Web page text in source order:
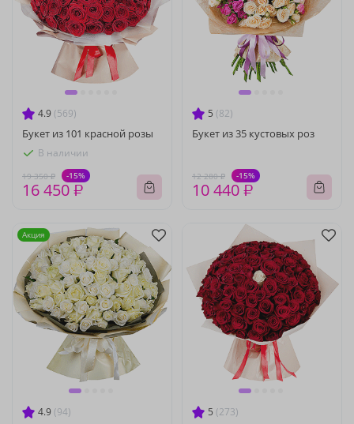
4.9 (569)
Букет из 101 красной розы
В наличии
19 350 ₽ -15%
16 450 ₽
5 (82)
Букет из 35 кустовых роз
12 280 ₽ -15%
10 440 ₽
4.9 (94)
Акция
5 (273)